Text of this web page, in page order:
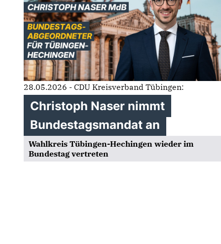
28.05.2026 - CDU Kreisverband Tübingen:
Christoph Naser nimmt
Bundestagsmandat an
Wahlkreis Tübingen-Hechingen wieder im
Bundestag vertreten